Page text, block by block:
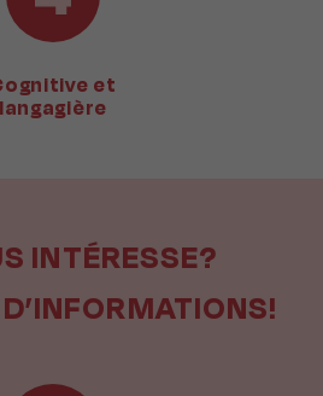
et
langagière
INTÉRESSE?